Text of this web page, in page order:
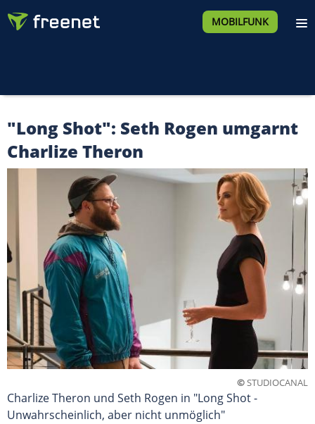
MOBILFUNK
"Long Shot": Seth Rogen umgarnt
Charlize Theron
©STUDIOCANAL
Charlize Theron und Seth Rogen in "Long Shot -
Unwahrscheinlich, aber nicht unmöglich"